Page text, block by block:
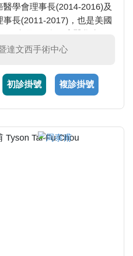
學會理事長(2014-2016)及
長(2011-2017)，也是美國
婦癌研究團體(AGOG)理事,
卵巢癌)之診斷,根除性/減積/
療(或合併放射線治療), 細胞
調不適診治, (5)更年期障礙
達文西手術中心
初診掛號 複診掛號